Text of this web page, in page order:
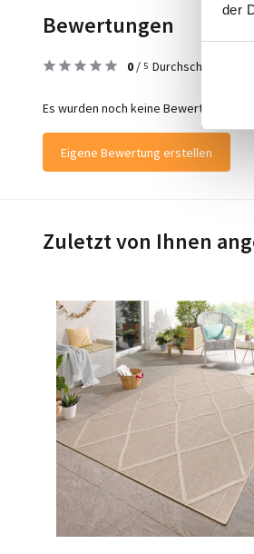
der
Bewertungen
0 / 5 Durchschnitt aus 0
Es wurden noch keine Bewertungen
Eigene Bewertung erstellen
Zuletzt von Ihnen